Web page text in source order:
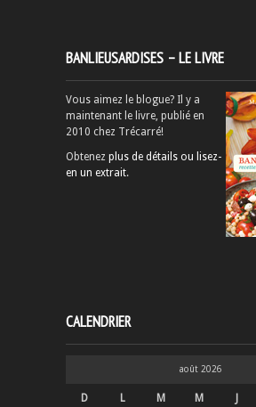
BANLIEUSARDISES – LE LIVRE
Vous aimez le blogue? Il y a
maintenant le livre, publié en
2010 chez Trécarré!
Obtenez plus de détails ou lisez-
en un extrait.
CALENDRIER
août 2026
D L M M J